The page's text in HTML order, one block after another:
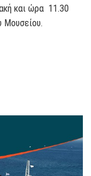
και ώρα 11.30
Μουσείου.